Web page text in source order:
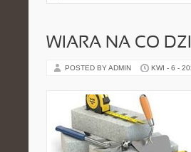
WIARA NA CO
POSTED BY ADMIN KWI - 6 -